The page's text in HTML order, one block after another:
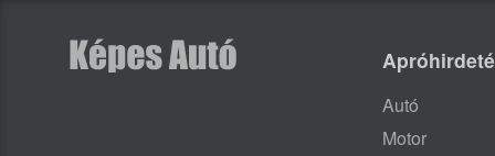
Autó
Motor